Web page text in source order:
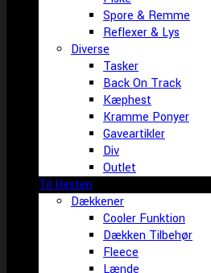
Spore & Remme
Reflexer & Lys
Diverse
Tasker
Back On Track
Kæphest
Kramme Ponyer
Gaveartikler
Div
Outlet
Til Hesten
Dækkener
Cooler Funktion
Dækken Tilbehør
Fleece
Lænde